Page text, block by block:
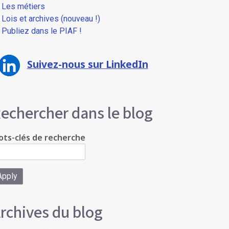
Les métiers
Lois et archives (nouveau !)
Publiez dans le PIAF !
Suivez-nous sur LinkedIn
dans le blog
clés de recherche
du blog